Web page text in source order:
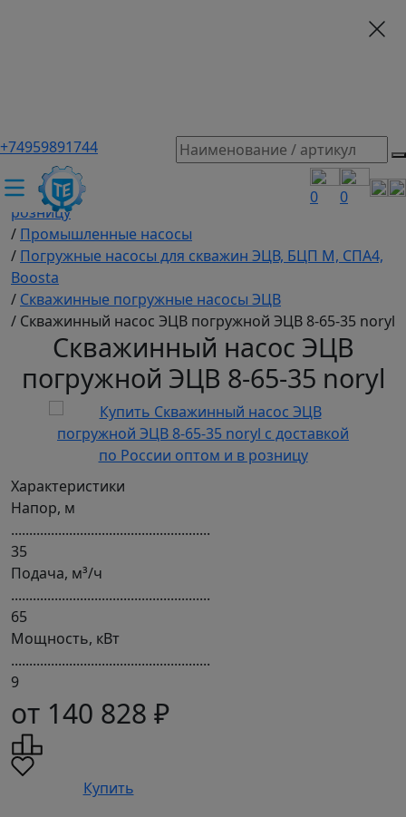
+74959891744
0 0
ТЕХЭКСПЕРТ российский производитель частотные
преобразователи, насосы, и вентиляция
/Промышленное оборудование купить оптом и в
розницу
/ Промышленные насосы
/ Погружные насосы для скважин ЭЦВ, БЦП М, СПА4,
Boosta
/ Скважинные погружные насосы ЭЦВ
/ Скважинный насос ЭЦВ погружной ЭЦВ 8-65-35 noryl
Скважинный насос ЭЦВ
погружной ЭЦВ 8-65-35 noryl
Характеристики
Мощность, кВт
.......................................................
9
Напор, м
.......................................................
35
Подача, м³/ч
.......................................................
65
от 140 828 ₽
Купить